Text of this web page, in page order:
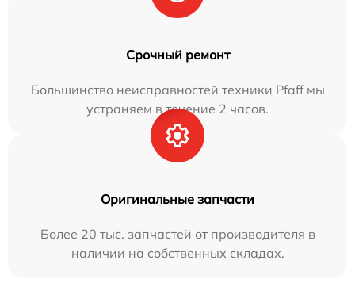
Срочный ремонт
Большинство неисправностей техники Pfaff мы
устраняем в течение 2 часов.
Оригинальные запчасти
Более 20 тыс. запчастей от производителя в
наличии на собственных складах.